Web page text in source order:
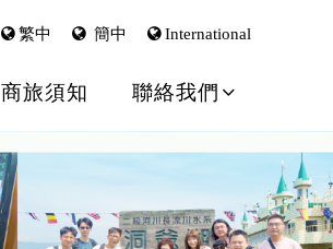
繁中 簡中 International
商旅須知 聯絡我們